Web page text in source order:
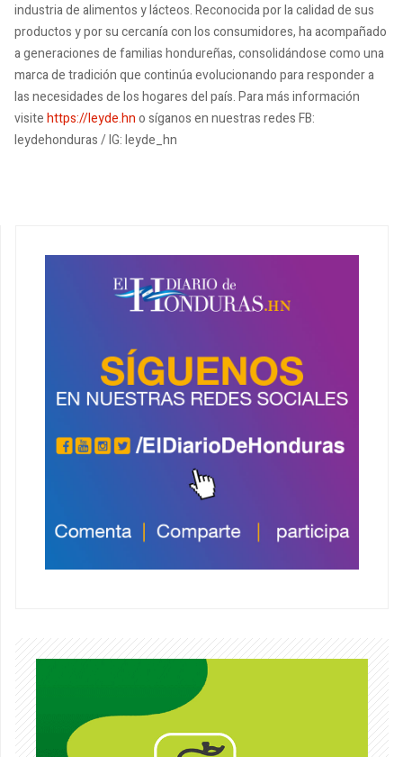
industria de alimentos y lácteos. Reconocida por la calidad de sus
productos y por su cercanía con los consumidores, ha acompañado
a generaciones de familias hondureñas, consolidándose como una
marca de tradición que continúa evolucionando para responder a
las necesidades de los hogares del país. Para más información
visitehttps://leyde.hno síganos en nuestras redes FB:
leydehonduras / IG: leyde_hn